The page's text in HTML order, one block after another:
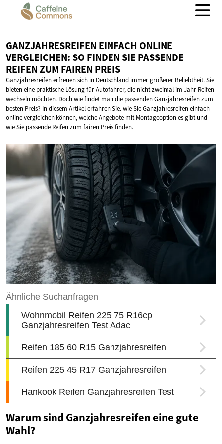
GANZJAHRESREIFEN EINFACH ONLINE
VERGLEICHEN: SO FINDEN SIE PASSENDE
REIFEN ZUM FAIREN PREIS
Ganzjahresreifen erfreuen sich in Deutschland immer größerer Beliebtheit. Sie
bieten eine praktische Lösung für Autofahrer, die nicht zweimal im Jahr Reifen
wechseln möchten. Doch wie findet man die passenden Ganzjahresreifen zum
besten Preis? In diesem Artikel erfahren Sie, wie Sie Ganzjahresreifen einfach
online vergleichen können, welche Angebote mit Montageoption es gibt und
wie Sie passende Reifen zum fairen Preis finden.
Warum sind Ganzjahresreifen eine gute
Wahl?